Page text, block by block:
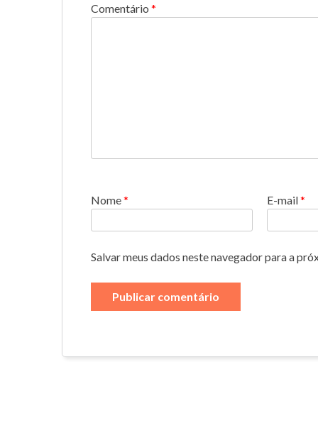
Comentário *
Nome* E-mail*
Salvar meus dados neste navegador para a